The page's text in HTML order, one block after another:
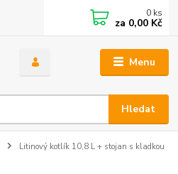
Menu
Hledat
0 ks
za 0,00 Kč
Litinový kotlík 10,8 L + stojan s kladkou